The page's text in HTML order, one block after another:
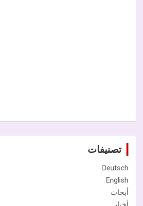
تصنيفات
Deutsch
English
أبحاث